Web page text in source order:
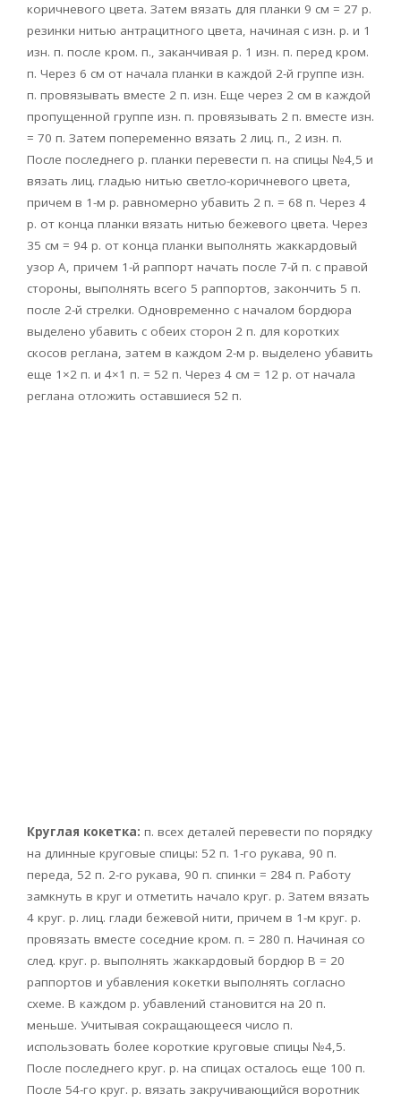
коричневого цвета. Затем вязать для планки 9 см = 27 р.
резинки нитью антрацитного цвета, начиная с изн. р. и 1
изн. п. после кром. п., заканчивая р. 1 изн. п. перед кром.
п. Через 6 см от начала планки в каждой 2-й группе изн.
п. провязывать вместе 2 п. изн. Еще через 2 см в каждой
пропущенной группе изн. п. провязывать 2 п. вместе изн.
= 70 п. Затем попеременно вязать 2 лиц. п., 2 изн. п.
После последнего р. планки перевести п. на спицы №4,5 и
вязать лиц. гладью нитью светло-коричневого цвета,
причем в 1-м р. равномерно убавить 2 п. = 68 п. Через 4
р. от конца планки вязать нитью бежевого цвета. Через
35 см = 94 р. от конца планки выполнять жаккардовый
узор А, причем 1-й раппорт начать после 7-й п. с правой
стороны, выполнять всего 5 раппортов, закончить 5 п.
после 2-й стрелки. Одновременно с началом бордюра
выделено убавить с обеих сторон 2 п. для коротких
скосов реглана, затем в каждом 2-м р. выделено убавить
еще 1×2 п. и 4×1 п. = 52 п. Через 4 см = 12 р. от начала
реглана отложить оставшиеся 52 п.
Круглая кокетка: п. всех деталей перевести по порядку
на длинные круговые спицы: 52 п. 1-го рукава, 90 п.
переда, 52 п. 2-го рукава, 90 п. спинки = 284 п. Работу
замкнуть в круг и отметить начало круг. р. Затем вязать
4 круг. р. лиц. глади бежевой нити, причем в 1-м круг. р.
провязать вместе соседние кром. п. = 280 п. Начиная со
след. круг. р. выполнять жаккардовый бордюр В = 20
раппортов и убавления кокетки выполнять согласно
схеме. В каждом р. убавлений становится на 20 п.
меньше. Учитывая сокращающееся число п.
использовать более короткие круговые спицы №4,5.
После последнего круг. р. на спицах осталось еще 100 п.
После 54-го круг. р. вязать закручивающийся воротник